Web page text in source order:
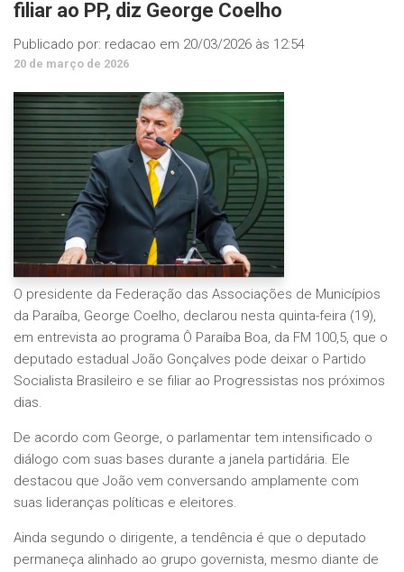
filiar ao PP, diz George Coelho
Publicado por: redacao em 20/03/2026 às 12:54
20 de março de 2026
O presidente da Federação das Associações de Municípios
da Paraíba, George Coelho, declarou nesta quinta-feira (19),
em entrevista ao programa Ô Paraíba Boa, da FM 100,5, que o
deputado estadual João Gonçalves pode deixar o Partido
Socialista Brasileiro e se filiar ao Progressistas nos próximos
dias.
De acordo com George, o parlamentar tem intensificado o
diálogo com suas bases durante a janela partidária. Ele
destacou que João vem conversando amplamente com
suas lideranças políticas e eleitores.
Ainda segundo o dirigente, a tendência é que o deputado
permaneça alinhado ao grupo governista, mesmo diante de